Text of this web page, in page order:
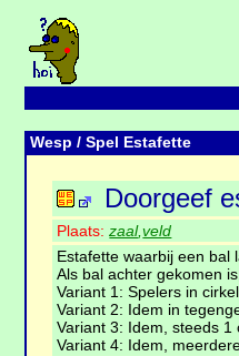
Wesp / Spel Estafette
Doorgeef
Plaats:zaal,veld
Estafette waarbij een bal
Als bal achter gekomen
Variant 1: Spelers in
Variant 2: Idem in
Variant 3: Idem, steeds 1
Variant 4: Idem,